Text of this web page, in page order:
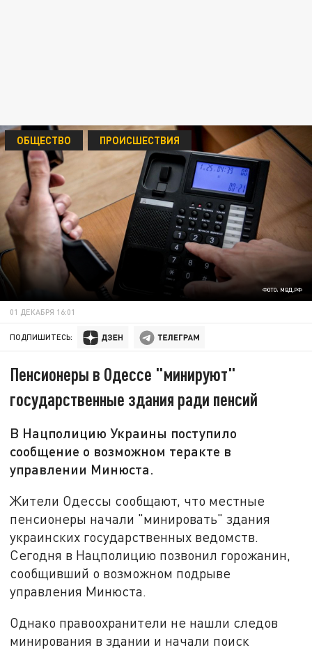
ФОТО: МВД.РФ
ОБЩЕСТВО ПРОИСШЕСТВИЯ
01 ДЕКАБРЯ 16:01
ПОДПИШИТЕСЬ:
Пенсионеры в Одессе "минируют"
государственные здания ради пенсий
В Нацполицию Украины поступило
сообщение о возможном теракте в
управлении Минюста.
Жители Одессы сообщают, что местные
пенсионеры начали "минировать" здания
украинских государственных ведомств.
Сегодня в Нацполицию позвонил горожанин,
сообщивший о возможном подрыве
управления Минюста.
Однако правоохранители не нашли следов
минирования в здании и начали поиск